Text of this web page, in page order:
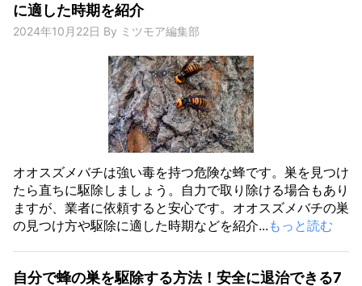
に適した時期を紹介
2024年10月22日 By ミツモア編集部
オオスズメバチは強い毒を持つ危険な蜂です。巣を見つけ
たら直ちに駆除しましょう。自力で取り除ける場合もあり
ますが、業者に依頼すると安心です。オオスズメバチの巣
の見つけ方や駆除に適した時期などを紹介... もっと読む
自分で蜂の巣を駆除する方法！安全に退治できる7